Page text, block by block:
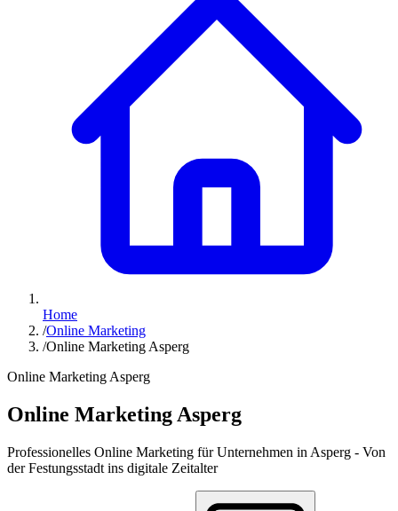
Home
/Online Marketing
/Online Marketing Asperg
Online Marketing Asperg
Online Marketing Asperg
Professionelles Online Marketing für Unternehmen in Asperg - Von
der Festungsstadt ins digitale Zeitalter